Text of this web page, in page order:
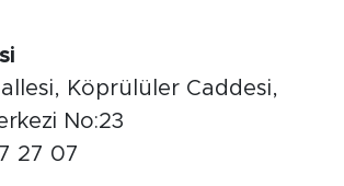
Köprülüler Caddesi,
No:23
27 07